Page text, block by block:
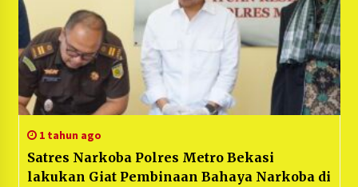
1 tahun ago
Satres Narkoba Polres Metro Bekasi
lakukan Giat Pembinaan Bahaya Narkoba di